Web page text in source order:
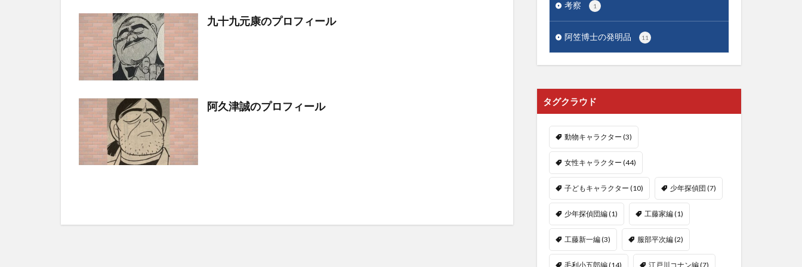
九十九元康のプロフィール
阿久津誠のプロフィール
考察 1
阿笠博士の発明品 11
タグクラウド
動物キャラクター (3)
女性キャラクター (44)
子どもキャラクター (10) 少年探偵団 (7)
少年探偵団編(1) 工藤家編(1)
工藤新一編(3) 服部平次編(2)
毛利小五郎編(14) 江戸川コナン編(7)